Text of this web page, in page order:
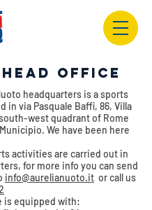
OFFICE
headquarters is a sports
in via Pasquale Baffi, 86, Villa
west quadrant of Rome
We have been here
activities are carried out in
for more info you can send
info@aurelianuoto.it or call us
is equipped with: